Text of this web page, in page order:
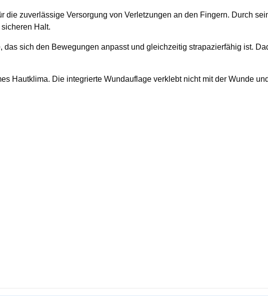
zuverlässige Versorgung von Verletzungen an den Fingern. Durch
Halt.
sich den Bewegungen anpasst und gleichzeitig strapazierfähig ist.
Hautklima. Die integrierte Wundauflage verklebt nicht mit der Wunde